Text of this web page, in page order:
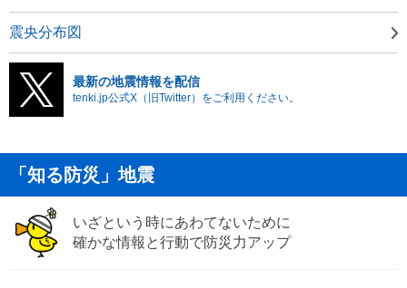
震央分布図
最新の地震情報を配信
tenki.jp公式X（旧Twitter）をご利用ください。
「知る防災」地震
いざという時にあわてないために
確かな情報と行動で防災力アップ